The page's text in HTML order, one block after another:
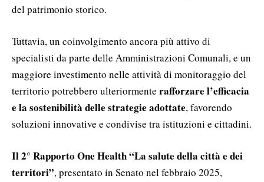
del patrimonio storico.
Tuttavia, un coinvolgimento ancora più attivo di
specialisti da parte delle Amministrazioni Comunali, e un
maggiore investimento nelle attività di monitoraggio del
territorio potrebbero ulteriormente rafforzare l’efficacia
e la sostenibilità delle strategie adottate, favorendo
soluzioni innovative e condivise tra istituzioni e cittadini.
Il 2° Rapporto One Health “La salute della città e dei
territori”, presentato in Senato nel febbraio 2025,